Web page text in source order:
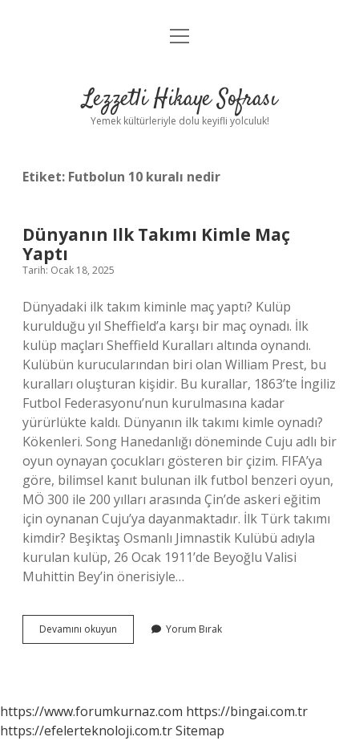
Anasayfa
Yasal Uyarı
menüyü
Lezzetli Hikaye Sofrası
Yemek kültürleriyle dolu keyifli yolculuk!
Etiket: Futbolun 10 kuralı nedir
Dünyanın Ilk Takımı Kimle Maç
Yaptı
Tarih: Ocak 18, 2025
Dünyadaki ilk takım kiminle maç yaptı? Kulüp
kurulduğu yıl Sheffield’a karşı bir maç oynadı. İlk
kulüp maçları Sheffield Kuralları altında oynandı.
Kulübün kurucularından biri olan William Prest, bu
kuralları oluşturan kişidir. Bu kurallar, 1863’te İngiliz
Futbol Federasyonu’nun kurulmasına kadar
yürürlükte kaldı. Dünyanın ilk takımı kimle oynadı?
Kökenleri. Song Hanedanlığı döneminde Cuju adlı bir
oyun oynayan çocukları gösteren bir çizim. FIFA’ya
göre, bilimsel kanıt bulunan ilk futbol benzeri oyun,
MÖ 300 ile 200 yılları arasında Çin’de askeri eğitim
için oynanan Cuju’ya dayanmaktadır. İlk Türk takımı
kimdir? Beşiktaş Osmanlı Jimnastik Kulübü adıyla
kurulan kulüp, 26 Ocak 1911’de Beyoğlu Valisi
Muhittin Bey’in önerisiyle…
Devamını okuyun Dünyanın
Ilk
Yorum Bırak
https://www.forumkurnaz.com https://bingai.com.tr
https://efelerteknoloji.com.trSitemap